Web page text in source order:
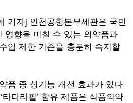
기자] 인천공항본부세관은 국민
영향을 미칠 수 있는 의약품과
입 제한 기준을 충분히 숙지할
품 중 성기능 개선 효과가 있다
타다라필’ 함유 제품은 식품의약